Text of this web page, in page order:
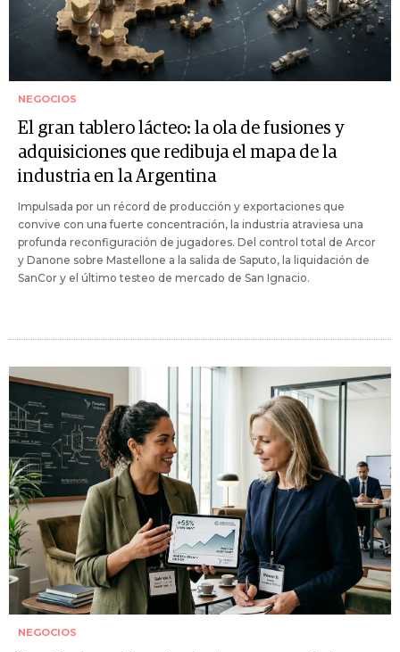
NEGOCIOS
El gran tablero lácteo: la ola de fusiones y
adquisiciones que redibuja el mapa de la
industria en la Argentina
Impulsada por un récord de producción y exportaciones que
convive con una fuerte concentración, la industria atraviesa una
profunda reconfiguración de jugadores. Del control total de Arcor
y Danone sobre Mastellone a la salida de Saputo, la liquidación de
SanCor y el último testeo de mercado de San Ignacio.
NEGOCIOS